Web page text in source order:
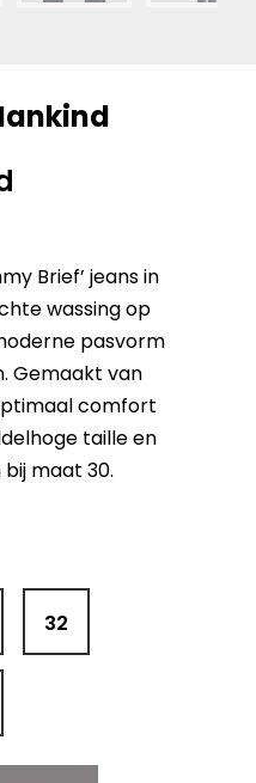
Brief’ jeans in
wassing op
pasvorm
Gemaakt van
comfort
taille en
maat 30.
32